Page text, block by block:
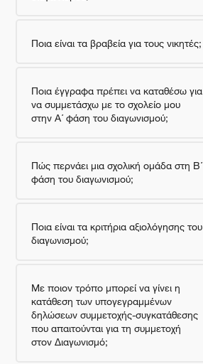
Ποια είναι τα βραβεία για τους νικητές;
Ποια έγγραφα πρέπει να καταθέσω για
να συμμετάσχω με το σχολείο μου
στην Α΄ φάση του διαγωνισμού;
Πώς περνάει μια σχολική ομάδα στη Β΄
φάση του διαγωνισμού;
Ποια είναι τα κριτήρια αξιολόγησης του
διαγωνισμού;
Με ποιον τρόπο μπορεί να γίνει η
κατάθεση των υπογεγραμμένων
δηλώσεων συμμετοχής-συγκατάθεσης
που απαιτούνται για τη συμμετοχή
στον Διαγωνισμό;